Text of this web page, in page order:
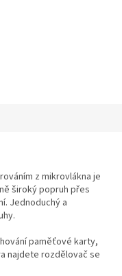
z mikrovlákna je
široký popruh přes
Jednoduchý a
paměťové karty,
najdete rozdělovač se